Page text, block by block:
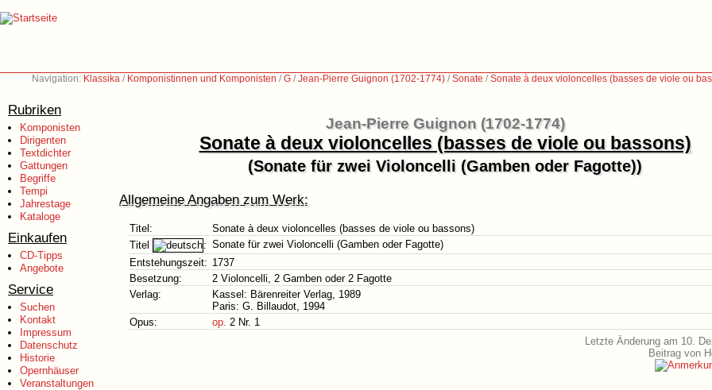
Navigation: Klassika / Komponistinnen und Komponisten /G /Jean-Pierre Guignon (1702-1774) /Sonate /Sonate à deux violoncelles (basses de viole ou
Rubriken
Komponisten
Dirigenten
Textdichter
Gattungen
Begriffe
Tempi
Jahrestage
Kataloge
Einkaufen
CD-Tipps
Angebote
Service
Suchen
Kontakt
Impressum
Datenschutz
Historie
Opernhäuser
Veranstaltungen
Jean-Pierre Guignon (1702-1774)
Sonate à deux violoncelles (basses de viole ou bassons)
(Sonate für zwei Violoncelli (Gamben oder Fagotte))
Allgemeine Angaben zum Werk:
Titel:
Sonate à deux violoncelles (basses de viole ou bassons)
Titel
: Sonate für zwei Violoncelli (Gamben oder Fagotte)
Entstehungszeit: 1737
Besetzung:
2 Violoncelli, 2 Gamben oder 2 Fagotte
Verlag:
Kassel: Bärenreiter Verlag, 1989
Paris: G. Billaudot, 1994
Opus:
op. 2 Nr. 1
Letzte Änderung am 10.
Beitrag von